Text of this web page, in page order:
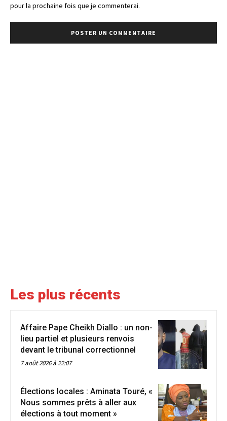
pour la prochaine fois que je commenterai.
Les plus récents
Affaire Pape Cheikh Diallo : un non-
lieu partiel et plusieurs renvois
devant le tribunal correctionnel
7 août 2026 à 22:07
Élections locales : Aminata Touré, «
Nous sommes prêts à aller aux
élections à tout moment »